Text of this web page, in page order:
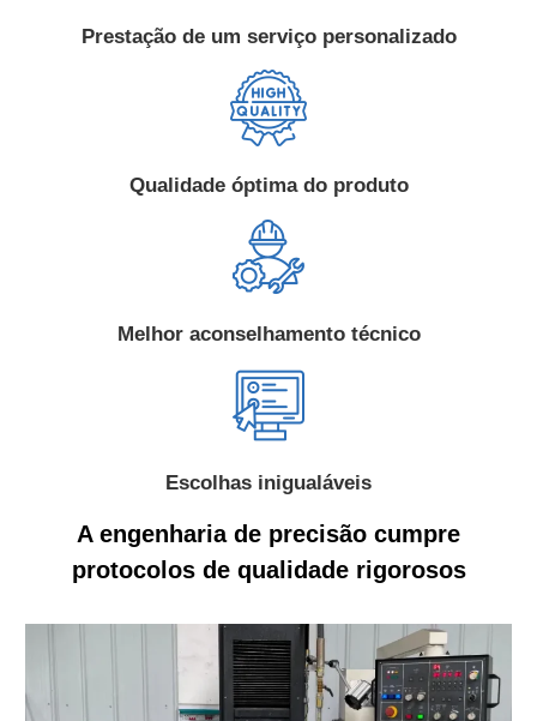
Prestação de um serviço personalizado
Qualidade óptima do produto
Melhor aconselhamento técnico
Escolhas inigualáveis
A engenharia de precisão cumpre
protocolos de qualidade rigorosos